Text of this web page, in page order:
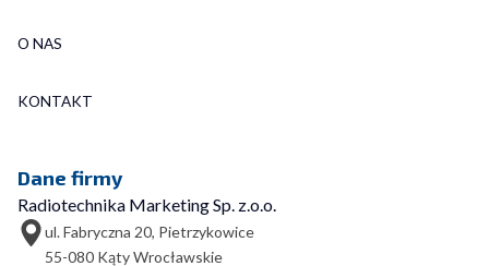
O NAS
KONTAKT
Dane firmy
Radiotechnika Marketing Sp. z.o.o.
ul. Fabryczna 20, Pietrzykowice
55-080 Kąty Wrocławskie